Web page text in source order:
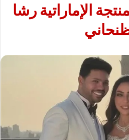
الإماراتية رشا